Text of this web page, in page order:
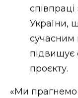
України,
сучасним
підвищує
проєкту.
«Ми прагнемо